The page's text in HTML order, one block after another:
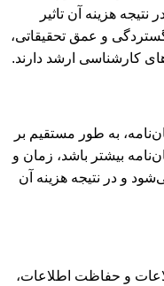
هزینه آن تاثیر
و عمق تحقیقاتی،
کارشناسی ارشد دارند.
به طور مستقیم بر
بیشتر باشد، زمان و
و در نتیجه هزینه آن
و حفاظت اطلاعات،